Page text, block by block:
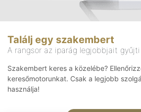
Találj egy szakembert
A rangsor az iparág legjobbjait
Szakembert keres a közelébe?
keresőmotorunkat. Csak a legjobb
használja!